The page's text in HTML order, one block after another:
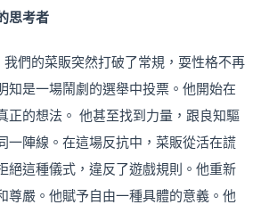
思考者
們的菜販突然打破了常規，耍性格不再
知是一場鬧劇的選舉中投票。他開始在
正的想法。 他甚至找到力量，跟良知驅
一陣線。在這場反抗中，菜販從活在謊
絕這種儀式，違反了遊戲規則。他重新
尊嚴。他賦予自由一種具體的意義。他